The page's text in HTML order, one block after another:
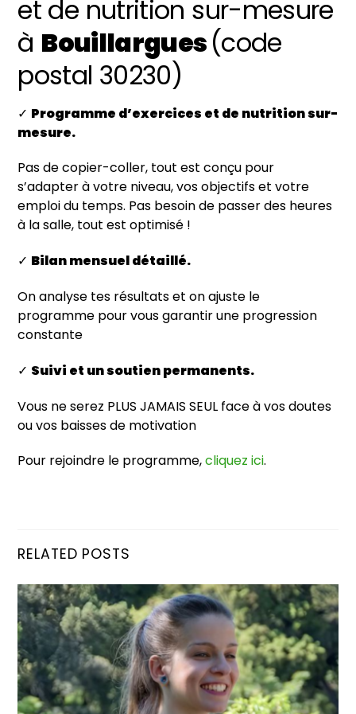
et de nutrition sur-mesure
à Bouillargues(code
postal 30230)
✓ Programme d’exercices et de nutrition sur-
mesure.
Pas de copier-coller, tout est conçu pour
s’adapter à votre niveau, vos objectifs et votre
emploi du temps. Pas besoin de passer des heures
à la salle, tout est optimisé !
✓ Bilan mensuel détaillé.
On analyse tes résultats et on ajuste le
programme pour vous garantir une progression
constante
✓ Suivi et un soutien permanents.
Vous ne serez PLUS JAMAIS SEUL face à vos doutes
ou vos baisses de motivation
Pour rejoindre le programme,cliquez ici.
RELATED POSTS